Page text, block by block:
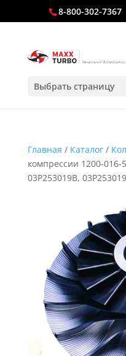
8-800-302-7367
Выбрать страницу
Главная / Каталог/
компрессии 1200-
03P253019B,